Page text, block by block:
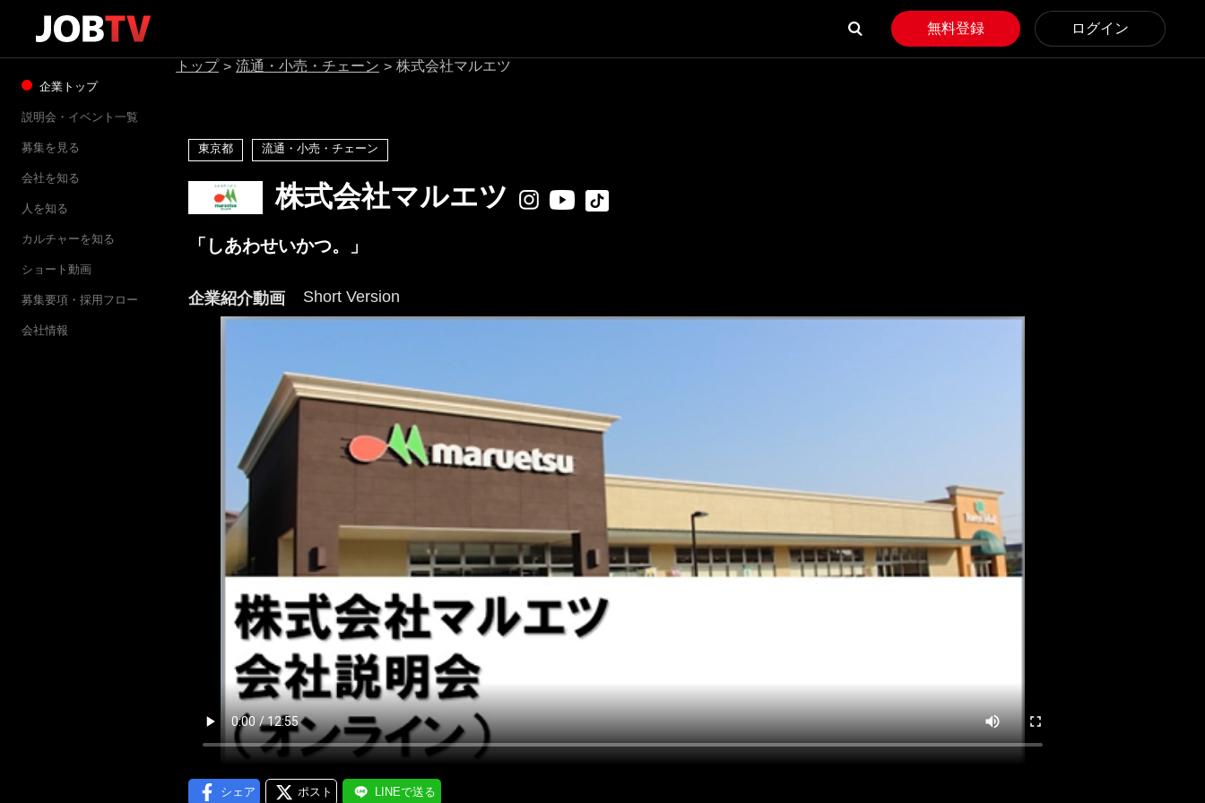
無料登録 ログイン
通知設定
メール通知
企業トップ
説明会・イベント一覧
募集を見る
会社を知る
人を知る
カルチャーを知る
ショート動画
募集要項・採用フロー
会社情報
トップ > 流通・小売・チェーン > 株式会社マルエツ
東京都 流通・小売・チェーン
株式会社マルエツ
「しあわせいかつ。」
企業紹介動画 Short Version
シェア ポスト LINEで送る
にはプロフィール画像のアップロードが必要です
プロフィール編集する ＞
会員登録する